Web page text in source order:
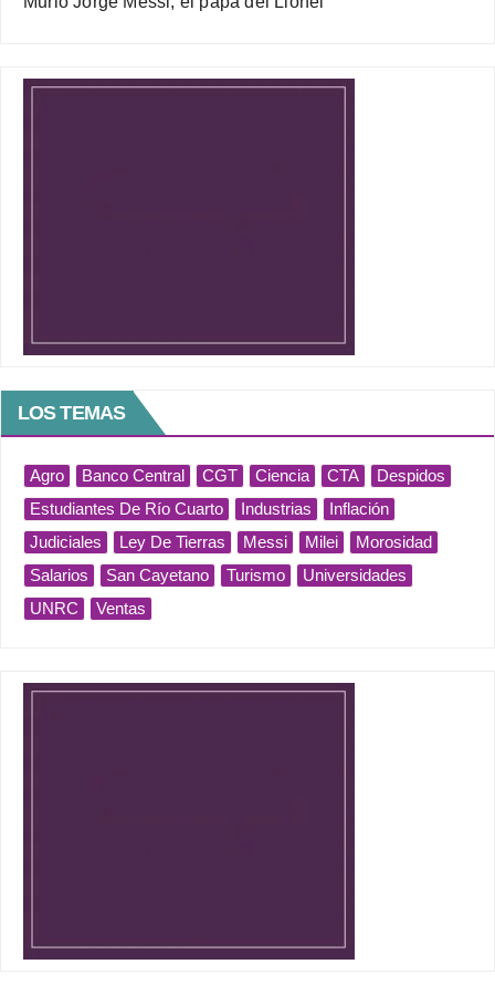
LOS TEMAS
Agro Banco Central CGT Ciencia CTA
Despidos
Estudiantes De Río Cuarto
Industrias
Inflación
Judiciales
Ley De Tierras Messi Milei
Morosidad
Salarios
San Cayetano Turismo
Universidades
UNRC
Ventas